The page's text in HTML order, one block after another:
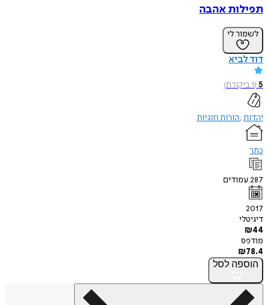
תפילות אהבה
לשמור לי
דוד לביא
5
(
1ביקורת)
יהדות הורות וזוגיות
כתר
287עמודים
2017
דיגיטלי
₪44
מודפס
₪78.4
הוספה לסל